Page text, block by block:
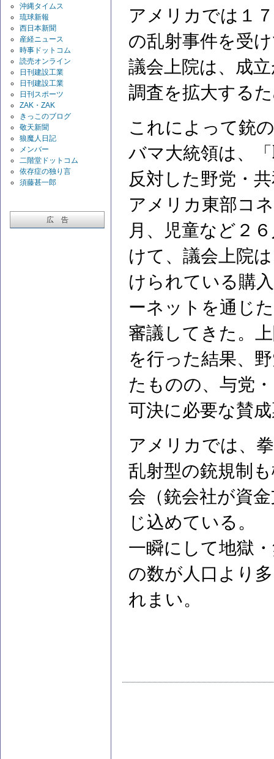
沖縄タイムス
琉球新報
西日本新聞
産経ニュース
時事ドットコム
読売オンライン
日刊建設工業
日刊建設工業
日刊スポーツ
ZAK・ZAK
きっこのブログ
敬天新聞
狼魔人日記
メンバー
二階堂ドットコム
依存症の独り言
須藤甚一郎
広 告
アメリカでは１
の乱射事件を受
議会上院は、成
調査を拡大する
これによって銃
バマ大統領は、
反対した野党・
アメリカ東部コ
月、児童など２
けて、議会上院
けられている購
ーネットを通じ
審議してきた。
を行った結果、
たものの、与党
可決に必要な賛
アメリカでは、
乱射型の銃規制
会（銃会社が資
じ込めている。
一瞬にして地獄
の数が人口より
れまい。